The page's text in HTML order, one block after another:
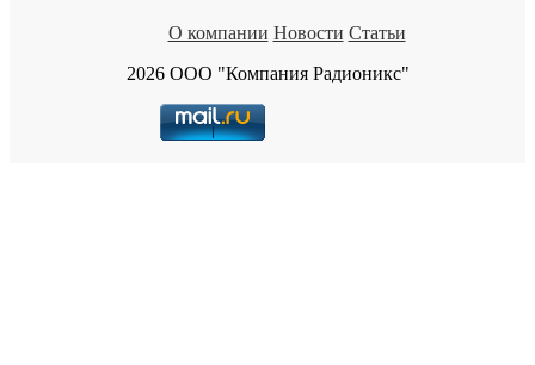
О компании Новости Статьи
2026 ООО "Компания Радионикс"